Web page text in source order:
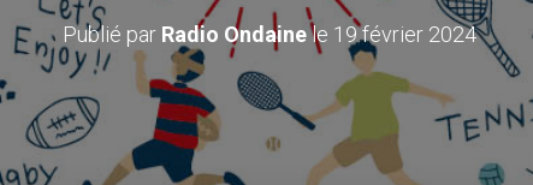
Publié par Radio Ondainele 19 février 2024